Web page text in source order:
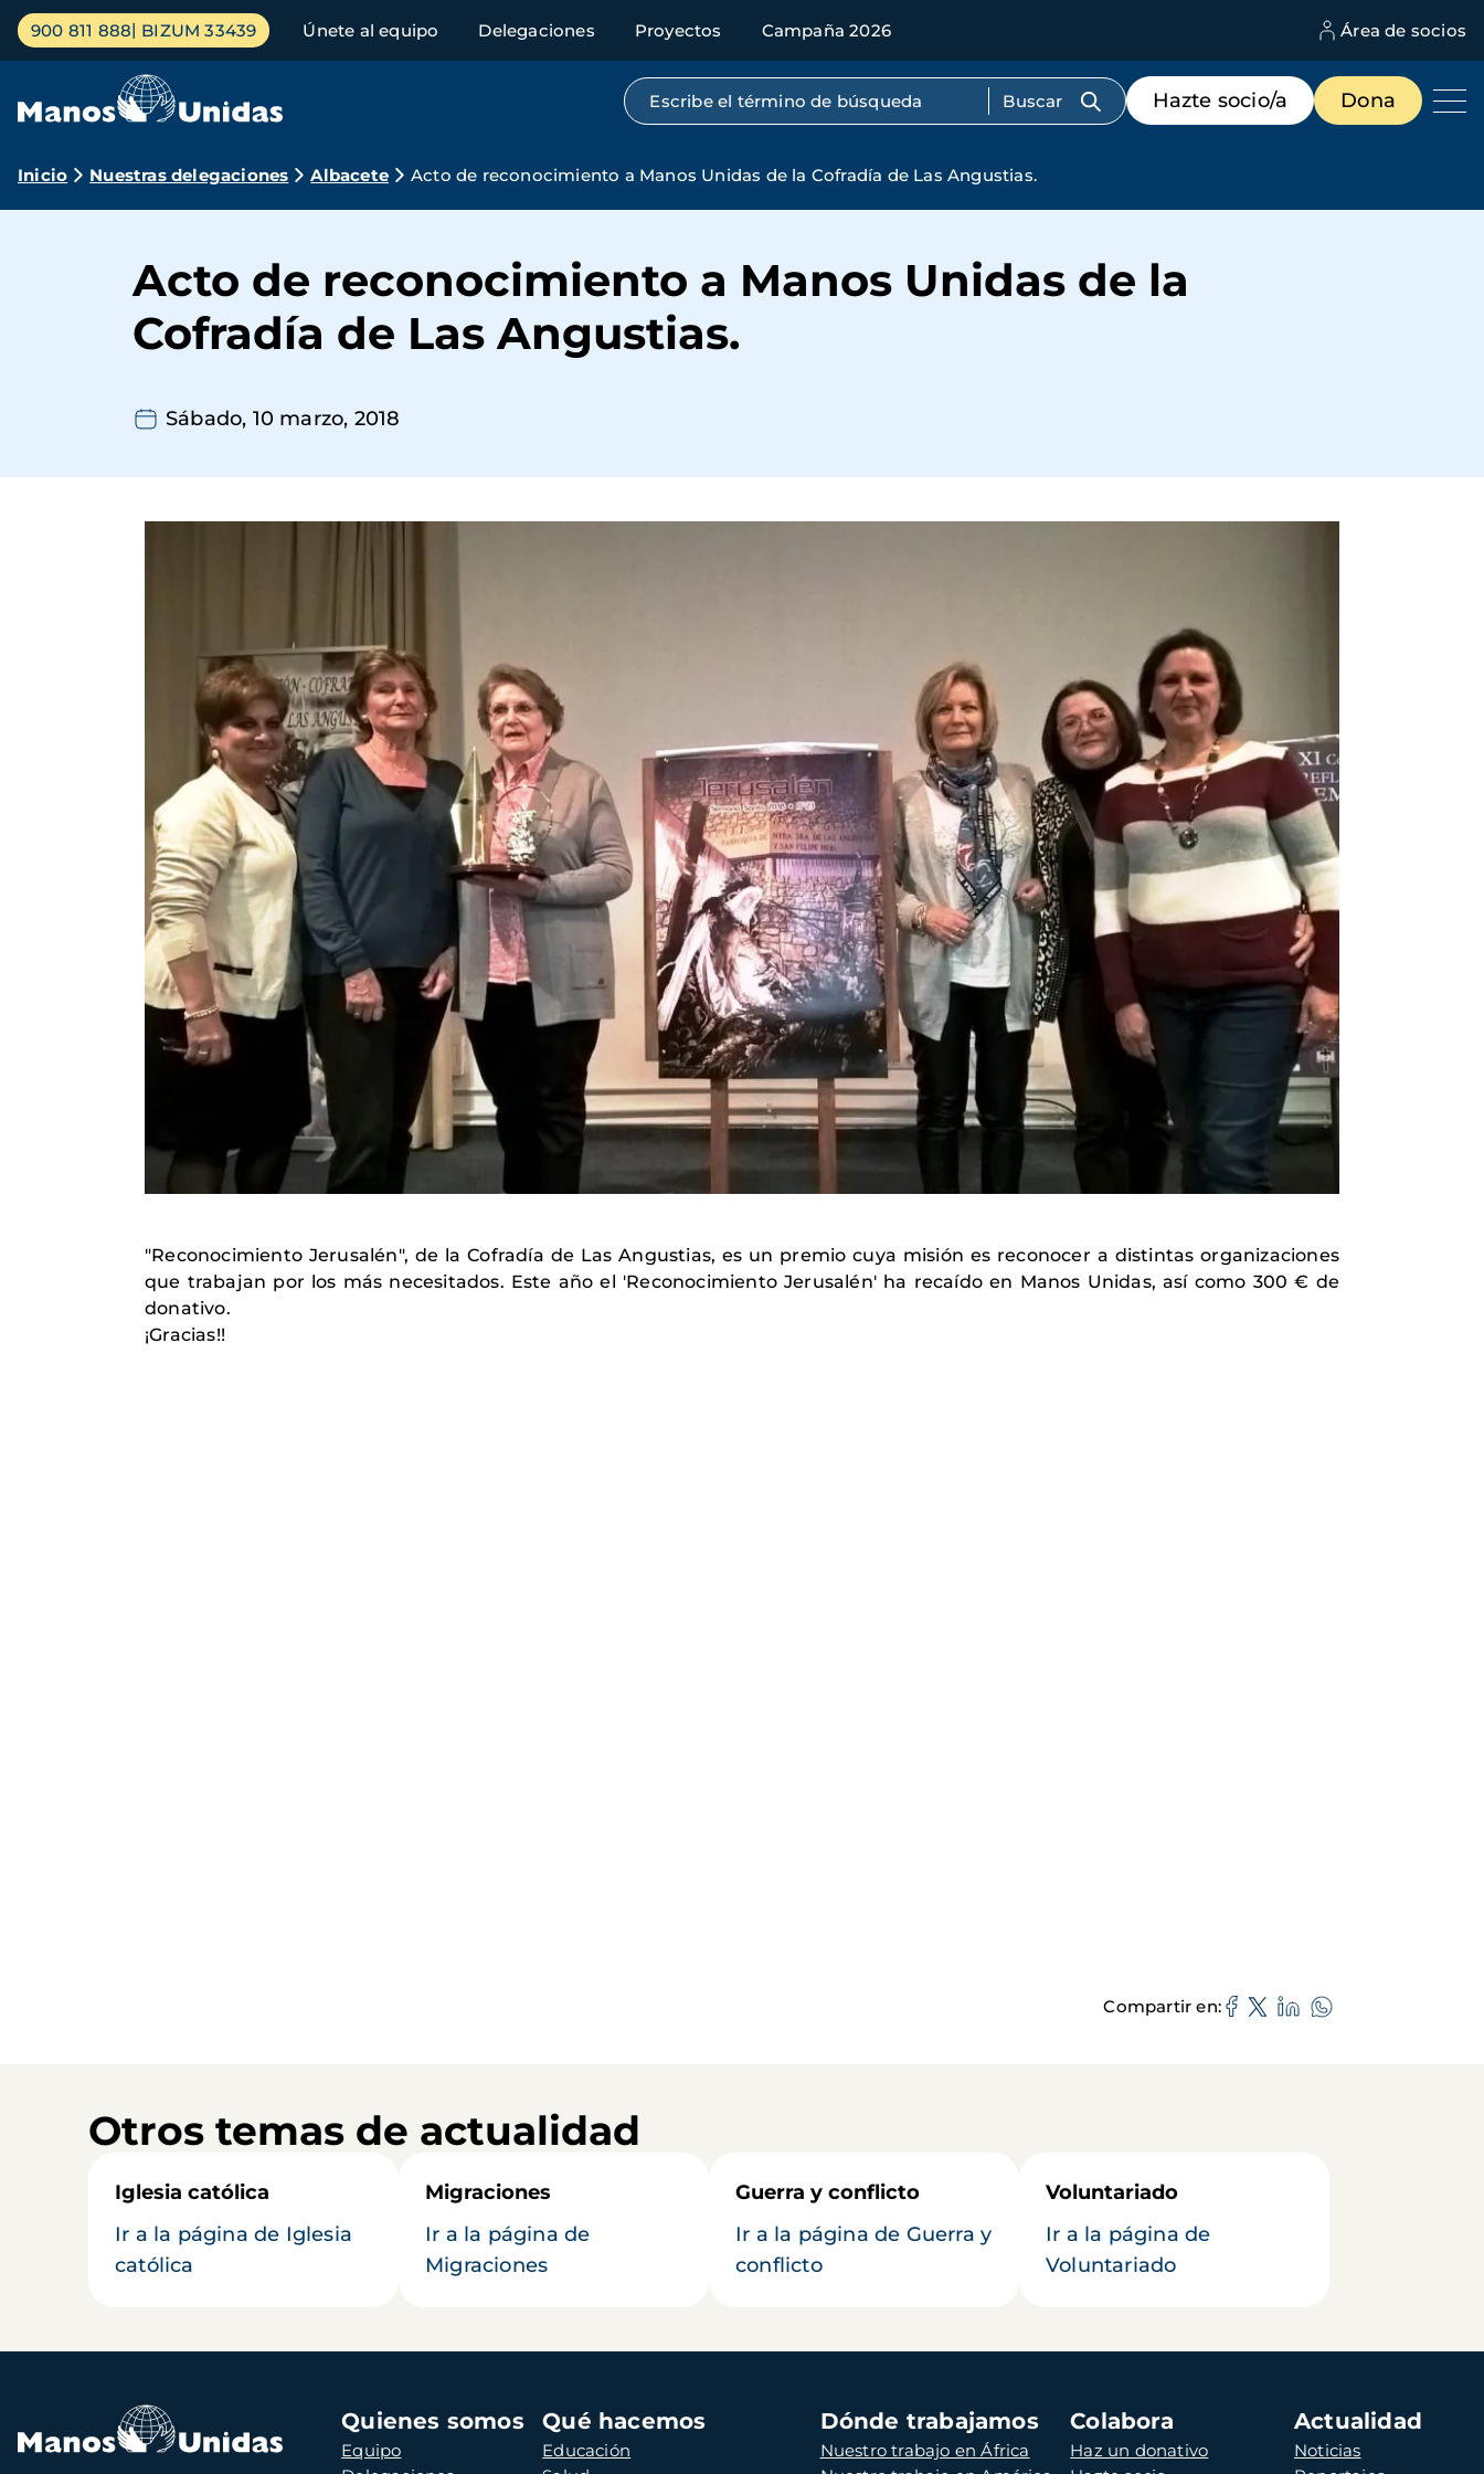
Pasar
contenido
Menú
principal
900 811 888 BIZUM 33439 Únete al equipo Delegaciones Proyectos Campaña 2026 Área de socios
Búsqueda por texto completo
Menú
de
destacados
Hazte socio/a Dona
Ruta
navegación
Inicio Nuestras delegaciones Albacete Acto de reconocimiento a Manos Unidas de la Cofradía de Las Angustias.
Acto de reconocimiento a Manos Unidas de la
Cofradía de Las Angustias.
Sábado, 10 marzo, 2018
"Reconocimiento Jerusalén", de la Cofradía de Las Angustias, es un premio cuya misión es reconocer a distintas organizaciones
que trabajan por los más necesitados. Este año el 'Reconocimiento Jerusalén' ha recaído en Manos Unidas, así como 300 € de
donativo.
¡Gracias!!
Compartir en
Otros temas de actualidad
Iglesia católica
Ir a la página de Iglesia
católica
Migraciones
Ir a la página de
Migraciones
Guerra y conflicto
Ir a la página de Guerra y
conflicto
Voluntariado
Ir a la página de
Voluntariado
Navegación
principal
Quienes somos
Equipo
Qué hacemos
Educación
Dónde trabajamos
Nuestro trabajo en África
Colabora
Haz un donativo
Actualidad
Noticias